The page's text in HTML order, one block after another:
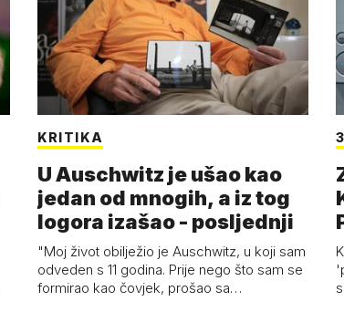
KRITIKA
U Auschwitz je ušao kao
jedan od mnogih, a iz tog
logora izašao - posljednji
"Moj život obilježio je Auschwitz, u koji sam
odveden s 11 godina. Prije nego što sam se
formirao kao čovjek, prošao sa…